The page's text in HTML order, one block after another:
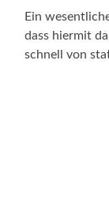
Ein
dass hiermit
schnell von